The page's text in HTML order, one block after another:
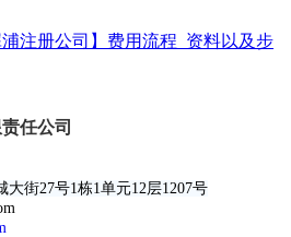
注册公司】费用流程_资料以及步
任公司
大街27号1栋1单元12层1207号